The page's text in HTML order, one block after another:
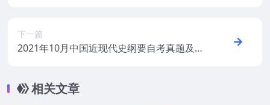
下一篇
2021年10月中国近现代史纲要自考真题及答
相关文章